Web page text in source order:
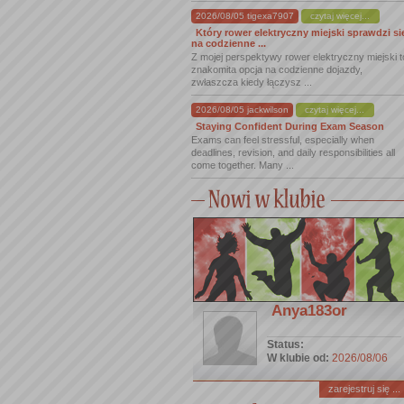
2026/08/05 tigexa7907 czytaj więcej...
Który rower elektryczny miejski sprawdzi
na codzienne ...
Z mojej perspektywy rower elektryczny miejski
znakomita opcja na codzienne dojazdy,
zwłaszcza kiedy łączysz ...
2026/08/05 jackwilson czytaj więcej...
Staying Confident During Exam Season
Exams can feel stressful, especially when
deadlines, revision, and daily responsibilities all
come together. Many ...
Anya183or
Status:
W klubie od: 2026/08/06
zarejestruj się ...